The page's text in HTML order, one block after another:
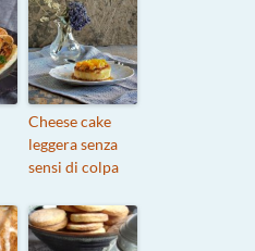
Cheese cake
leggera senza
sensi di colpa